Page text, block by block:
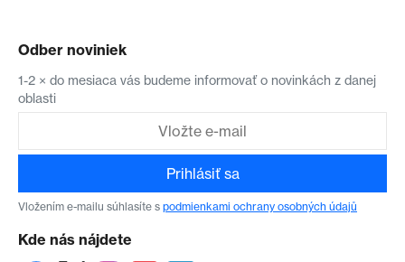
Odber noviniek
1-2 × do mesiaca vás budeme informovať o novinkách z danej
oblasti
Prihlásiť sa
Vložením e-mailu súhlasíte s podmienkami ochrany osobných údajů
Kde nás nájdete